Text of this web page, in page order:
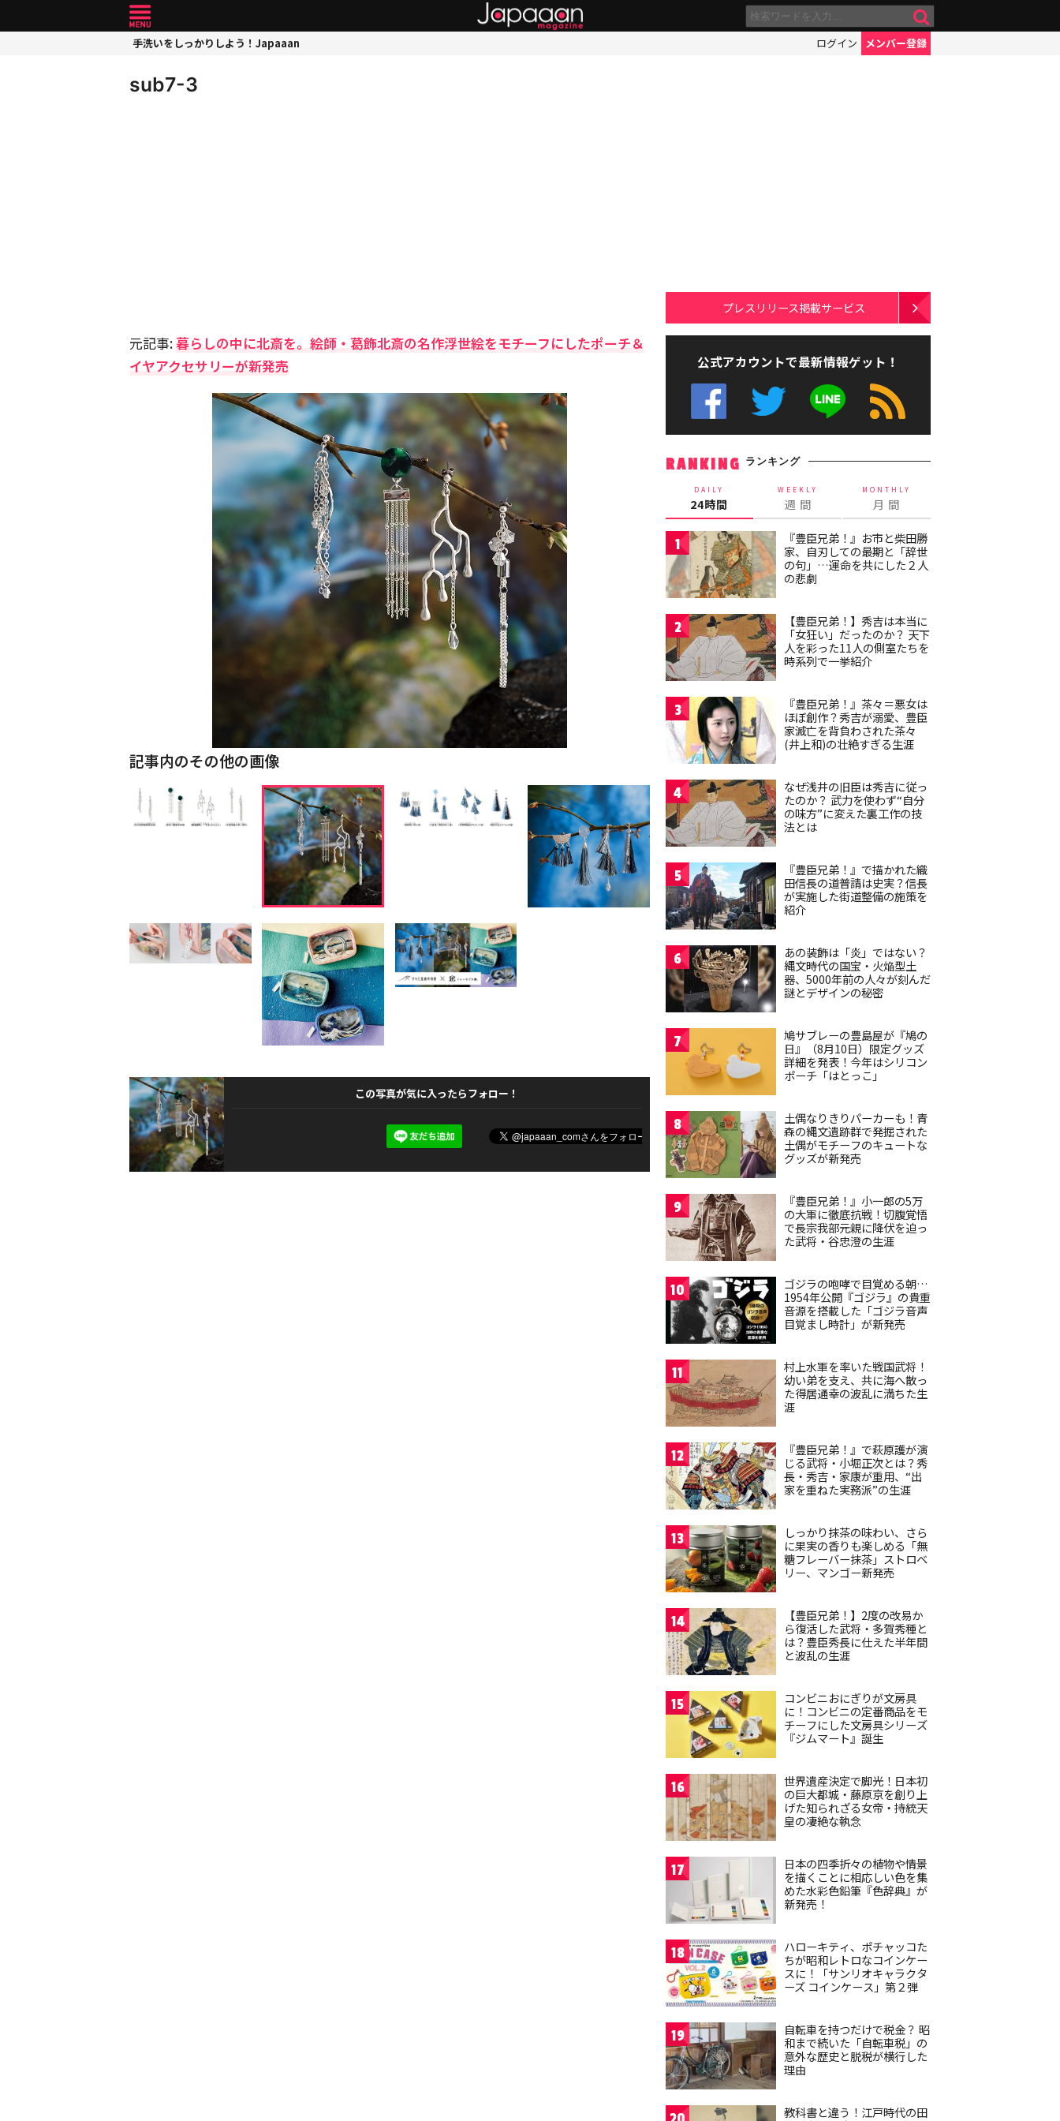
手洗いをしっかりしよう！Japaaan ログイン メンバー登録
sub7-3
元記事:暮らしの中に北斎を。絵師・葛飾北斎の名作浮世絵をモチーフにしたポーチ＆
イヤアクセサリーが新発売
記事内のその他の画像
この写真が気に入ったらフォロー！
プレスリリース掲載サービス
公式アカウントで最新情報ゲット！
RANKING ランキング
DAILY
24時間
WEEKLY
週 間
MONTHLY
月 間
1
『豊臣兄弟！』お市と柴田勝
家、自刃しての最期と「辞世
の句」…運命を共にした２人
の悲劇
2
【豊臣兄弟！】秀吉は本当に
「女狂い」だったのか？ 天下
人を彩った11人の側室たちを
時系列で一挙紹介
3
『豊臣兄弟！』茶々＝悪女は
ほぼ創作？秀吉が溺愛、豊臣
家滅亡を背負わされた茶々
(井上和)の壮絶すぎる生涯
4
なぜ浅井の旧臣は秀吉に従っ
たのか？ 武力を使わず“自分
の味方”に変えた裏工作の技
法とは
5
『豊臣兄弟！』で描かれた織
田信長の道普請は史実？信長
が実施した街道整備の施策を
紹介
6
あの装飾は「炎」ではない？
縄文時代の国宝・火焔型土
器、5000年前の人々が刻んだ
謎とデザインの秘密
7
鳩サブレーの豊島屋が『鳩の
日』（8月10日）限定グッズ
詳細を発表！今年はシリコン
ポーチ「はとっこ」
8
土偶なりきりパーカーも！青
森の縄文遺跡群で発掘された
土偶がモチーフのキュートな
グッズが新発売
9
『豊臣兄弟！』小一郎の5万
の大軍に徹底抗戦！切腹覚悟
で長宗我部元親に降伏を迫っ
た武将・谷忠澄の生涯
10
ゴジラの咆哮で目覚める朝…
1954年公開『ゴジラ』の貴重
音源を搭載した「ゴジラ音声
目覚まし時計」が新発売
11
村上水軍を率いた戦国武将！
幼い弟を支え、共に海へ散っ
た得居通幸の波乱に満ちた生
涯
12
『豊臣兄弟！』で萩原護が演
じる武将・小堀正次とは？秀
長・秀吉・家康が重用、“出
家を重ねた実務派”の生涯
13
しっかり抹茶の味わい、さら
に果実の香りも楽しめる「無
糖フレーバー抹茶」ストロベ
リー、マンゴー新発売
14
【豊臣兄弟！】2度の改易か
ら復活した武将・多賀秀種と
は？豊臣秀長に仕えた半年間
と波乱の生涯
15
コンビニおにぎりが文房具
に！コンビニの定番商品をモ
チーフにした文房具シリーズ
『ジムマート』誕生
16
世界遺産決定で脚光！日本初
の巨大都城・藤原京を創り上
げた知られざる女帝・持統天
皇の凄絶な執念
17
日本の四季折々の植物や情景
を描くことに相応しい色を集
めた水彩色鉛筆『色辞典』が
新発売！
18
ハローキティ、ポチャッコた
ちが昭和レトロなコインケー
スに！「サンリオキャラクタ
ーズ コインケース」第２弾
19
自転車を持つだけで税金？ 昭
和まで続いた「自転車税」の
意外な歴史と脱税が横行した
理由
教科書と違う！江戸時代の田